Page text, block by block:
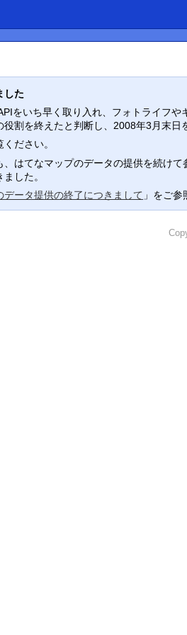
した
をいち早く取り入れ、フォトライフ
割を終えたと判断し、2008年3月末
ください。
はてなマップのデータの提供を続け
した。
データ提供の終了につきまして 」をご参